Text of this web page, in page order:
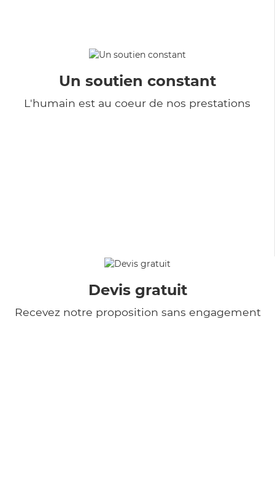
Un soutien constant
L'humain est au coeur de nos prestations
Devis gratuit
Recevez notre proposition sans engagement